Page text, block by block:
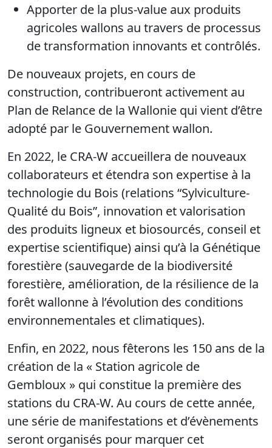
Apporter de la plus-value aux produits
agricoles wallons au travers de processus
de transformation innovants et contrôlés.
De nouveaux projets, en cours de
construction, contribueront activement au
Plan de Relance de la Wallonie qui vient d’être
adopté par le Gouvernement wallon.
En 2022, le CRA-W accueillera de nouveaux
collaborateurs et étendra son expertise à la
technologie du Bois (relations “Sylviculture-
Qualité du Bois”, innovation et valorisation
des produits ligneux et biosourcés, conseil et
expertise scientifique) ainsi qu’à la Génétique
forestière (sauvegarde de la biodiversité
forestière, amélioration, de la résilience de la
forêt wallonne à l’évolution des conditions
environnementales et climatiques).
Enfin, en 2022, nous fêterons les 150 ans de la
création de la « Station agricole de
Gembloux » qui constitue la première des
stations du CRA-W. Au cours de cette année,
une série de manifestations et d’évènements
seront organisés pour marquer cet